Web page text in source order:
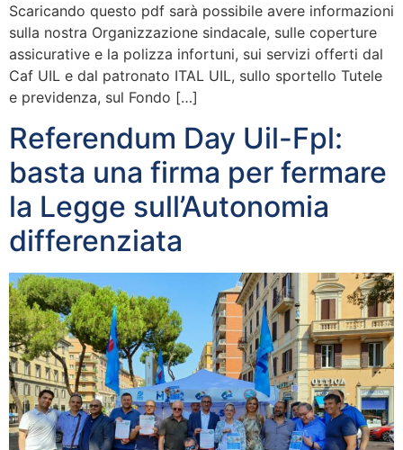
Scaricando questo pdf sarà possibile avere informazioni
sulla nostra Organizzazione sindacale, sulle coperture
assicurative e la polizza infortuni, sui servizi offerti dal
Caf UIL e dal patronato ITAL UIL, sullo sportello Tutele
e previdenza, sul Fondo […]
Referendum Day Uil-Fpl:
basta una firma per fermare
la Legge sull’Autonomia
differenziata